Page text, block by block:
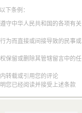
下条例：
守中华人民共和国的各项有关
为而直接或间接导致的民事或
保留或删除其管辖留言中的任
转载或引用您的评论
您已经阅读并接受上述条款